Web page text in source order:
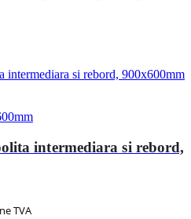
intermediara si rebord,
TVA